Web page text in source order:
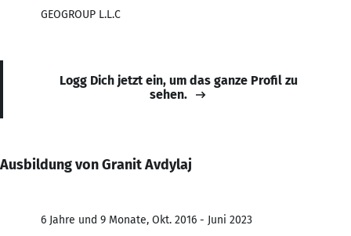
GEOGROUP L.L.C
Logg Dich jetzt ein, um das ganze Profil zu
sehen.
Ausbildung von Granit Avdylaj
6 Jahre und 9 Monate, Okt. 2016 - Juni 2023